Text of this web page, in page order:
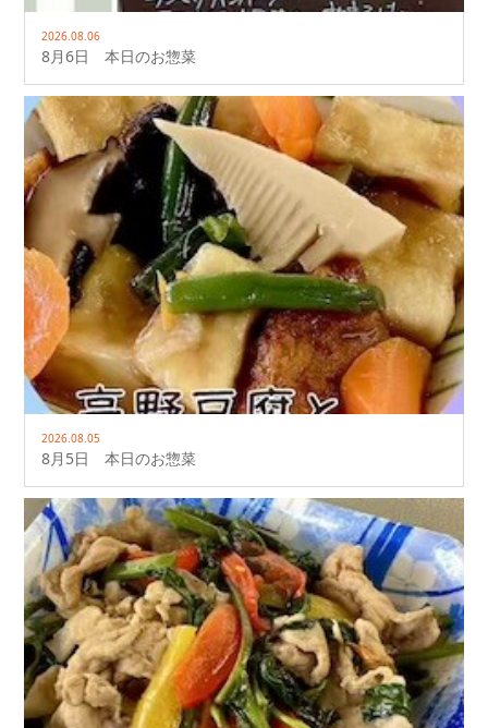
2026.08.06
8月6日 本日のお惣菜
2026.08.05
8月5日 本日のお惣菜